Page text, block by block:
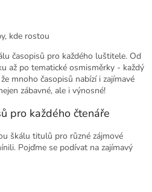
kde rostou
časopisů pro každého luštitele. Od
až po tematické osmisměrky - každý
mnoho časopisů nabízí i zajímavé
zábavné, ale i výnosné!
pro každého čtenáře
škálu titulů pro různé zájmové
Pojďme se podívat na zajímavý